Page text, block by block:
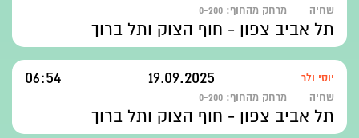
שחיה מרחק מהחוף: 0-200
תל אביב צפון - חוף הצוק ותל ברוך
יוסי ולר 19.09.2025
06:54
שחיה מרחק מהחוף: 0-200
תל אביב צפון - חוף הצוק ותל ברוך